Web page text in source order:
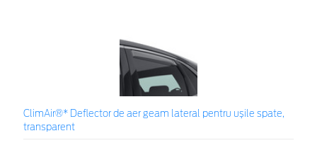
ClimAir®* Deflector de aer geam lateral pentru ușile spate,
transparent